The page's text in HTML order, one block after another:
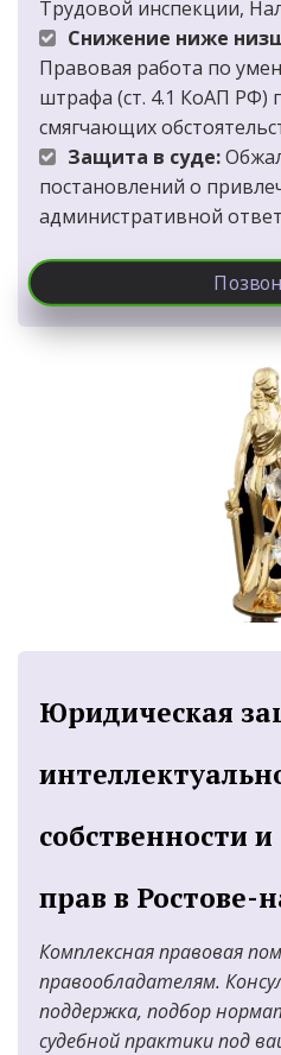
Трудовой инспекции,
Снижение ниже
Правовая работа по
штрафа (ст. 4.1 КоАП РФ)
смягчающих
Защита в суде:
постановлений о
административной
Юридическая
собственности
прав в Ростове-
Комплексная правовая
правообладателям.
поддержка, подбор
судебной практики под